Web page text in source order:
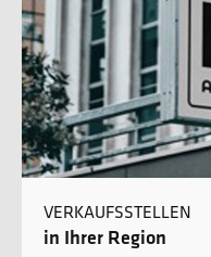
VERKAUFSSTELLEN
in Ihrer Region